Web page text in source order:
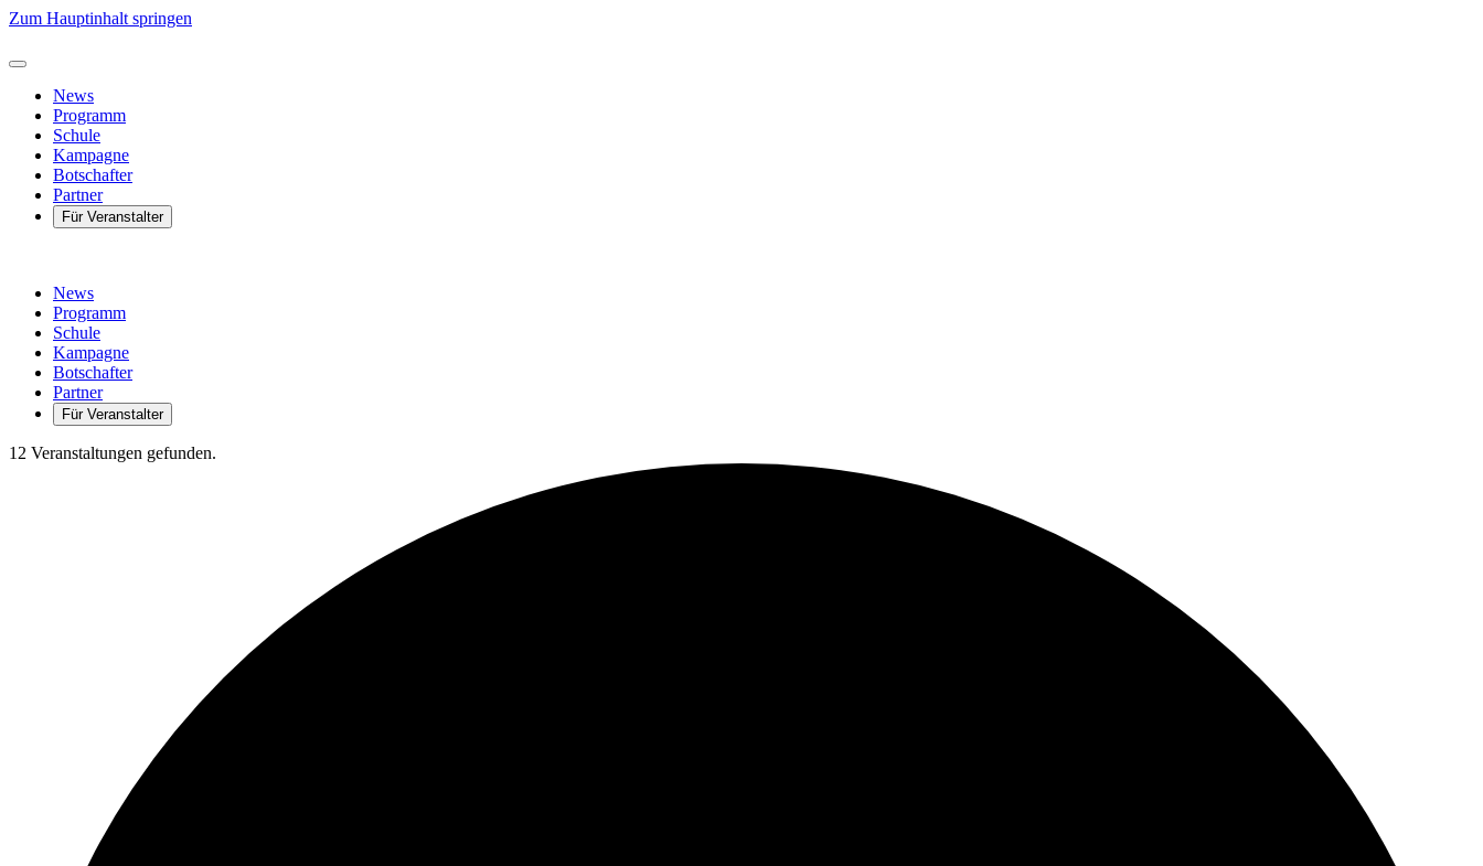
Zum Hauptinhalt springen
News
Programm
Schule
Kampagne
Botschafter
Partner
Für Veranstalter
News
Programm
Schule
Kampagne
Botschafter
Partner
Für Veranstalter
12 Veranstaltungen gefunden.